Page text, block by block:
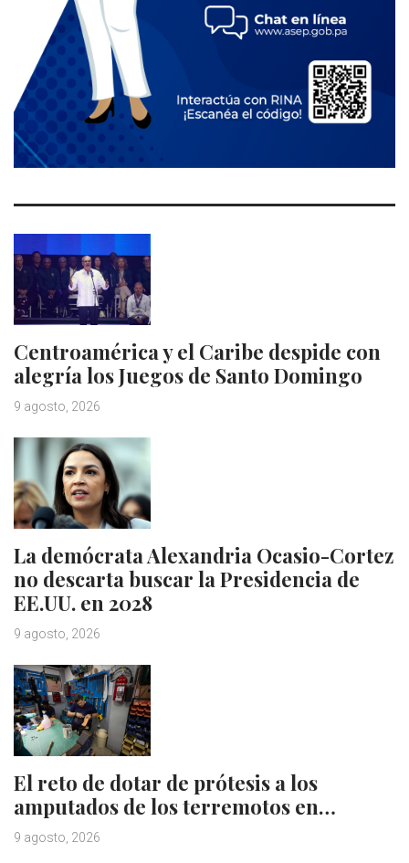
Centroamérica y el Caribe despide con
alegría los Juegos de Santo Domingo
9 agosto, 2026
La demócrata Alexandria Ocasio-Cortez
no descarta buscar la Presidencia de
EE.UU. en 2028
9 agosto, 2026
El reto de dotar de prótesis a los
amputados de los terremotos en…
9 agosto, 2026